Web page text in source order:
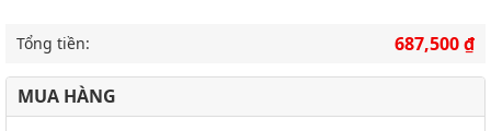
Tổng tiền: 687,500 ₫
MUA HÀNG